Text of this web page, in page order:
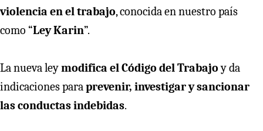
violencia en el trabajo, conocida en nuestro país
como “Ley Karin”.
La nueva leymodifica el Código del Trabajoy da
indicaciones paraprevenir, investigar y sancionar
las conductas indebidas.